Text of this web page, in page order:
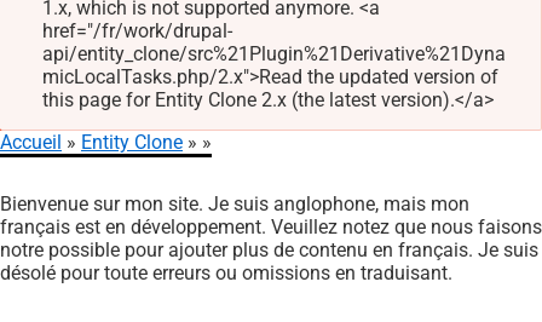
Message
d'erreur
1.x, which is not supported anymore. <a
href="/fr/work/drupal-
api/entity_clone/src%21Plugin%21Derivative%21Dyna
micLocalTasks.php/2.x">Read the updated version of
this page for Entity Clone 2.x (the latest version).</a>
d'Ariane
Accueil Entity Clone
Bienvenue sur mon site. Je suis anglophone, mais mon
français est en développement. Veuillez notez que nous faisons
notre possible pour ajouter plus de contenu en français. Je suis
désolé pour toute erreurs ou omissions en traduisant.